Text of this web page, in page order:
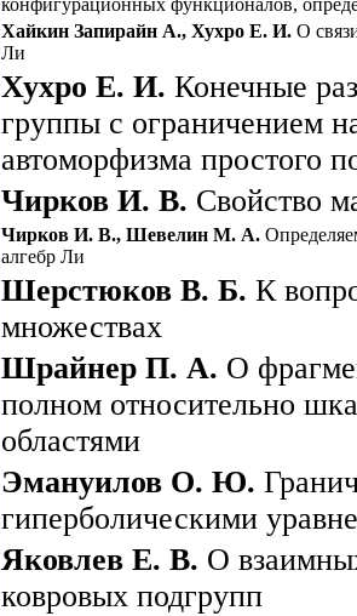
конфигурационных функционалов,
Хайкин Запирайн А., Хухро Е. И. О
Ли
Хухро Е. И. Конечные
группы с ограничением
автоморфизма простого
Чирков И. В. Свойство
Чирков И. В., Шевелин М. А.
алгебр Ли
Шерстюков В. Б. К
множествах
Шрайнер П. А. О
полном относительно
областями
Эмануилов О. Ю.
гиперболическими
Яковлев Е. В. О
ковровых подгрупп